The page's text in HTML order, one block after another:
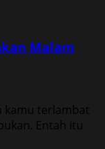
Malam
kamu terlambat
Entah itu